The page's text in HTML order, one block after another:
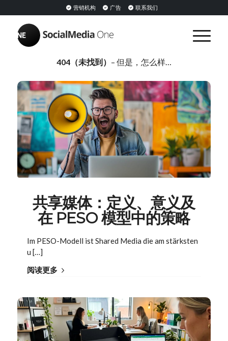
营销机构 广告 联系我们
404（未找到） – 但是，怎么样…
共享媒体：定义、意义及
在 PESO 模型中的策略
Im PESO-Modell ist Shared Media die am stärksten
u […]
阅读更多